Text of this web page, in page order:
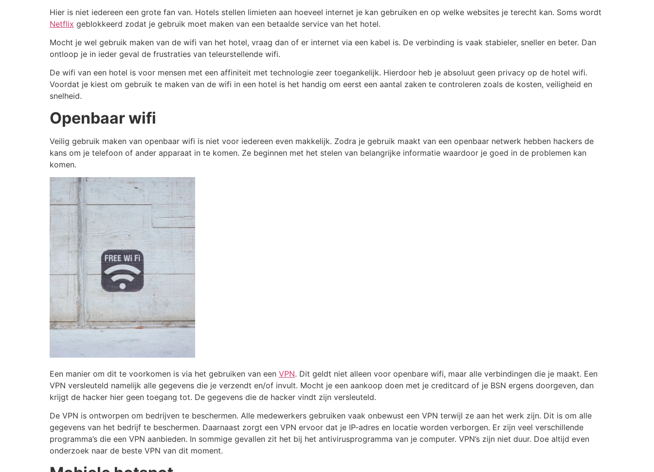
Hier is niet iedereen een grote fan van. Hotels stellen limieten aan hoeveel internet je kan gebruiken en op welke websites je terecht kan. Soms wordt
Netflix geblokkeerd zodat je gebruik moet maken van een betaalde service van het hotel.
Mocht je wel gebruik maken van de wifi van het hotel, vraag dan of er internet via een kabel is. De verbinding is vaak stabieler, sneller en beter. Dan
ontloop je in ieder geval de frustraties van teleurstellende wifi.
De wifi van een hotel is voor mensen met een affiniteit met technologie zeer toegankelijk. Hierdoor heb je absoluut geen privacy op de hotel wifi.
Voordat je kiest om gebruik te maken van de wifi in een hotel is het handig om eerst een aantal zaken te controleren zoals de kosten, veiligheid en
snelheid.
Openbaar wifi
Veilig gebruik maken van openbaar wifi is niet voor iedereen even makkelijk. Zodra je gebruik maakt van een openbaar netwerk hebben hackers de
kans om je telefoon of ander apparaat in te komen. Ze beginnen met het stelen van belangrijke informatie waardoor je goed in de problemen kan
komen.
Een manier om dit te voorkomen is via het gebruiken van een VPN. Dit geldt niet alleen voor openbare wifi, maar alle verbindingen die je maakt. Een
VPN versleuteld namelijk alle gegevens die je verzendt en/of invult. Mocht je een aankoop doen met je creditcard of je BSN ergens doorgeven, dan
krijgt de hacker hier geen toegang tot. De gegevens die de hacker vindt zijn versleuteld.
De VPN is ontworpen om bedrijven te beschermen. Alle medewerkers gebruiken vaak onbewust een VPN terwijl ze aan het werk zijn. Dit is om alle
gegevens van het bedrijf te beschermen. Daarnaast zorgt een VPN ervoor dat je IP-adres en locatie worden verborgen. Er zijn veel verschillende
programma’s die een VPN aanbieden. In sommige gevallen zit het bij het antivirusprogramma van je computer. VPN’s zijn niet duur. Doe altijd even
onderzoek naar de beste VPN van dit moment.